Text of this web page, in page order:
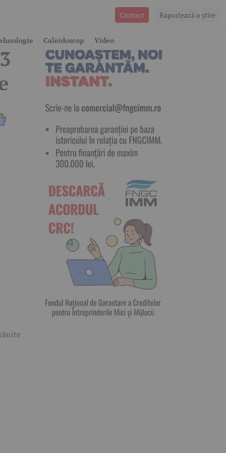
Contact Raportează o ştire
Caleidoscop Video